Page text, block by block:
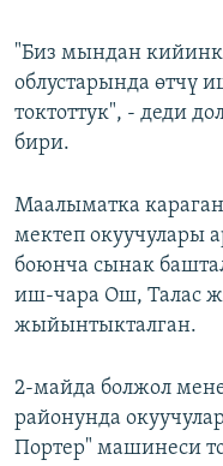
"Биз мындан
облустарында өтчү
токтоттук", - деди
бири.
Маалыматка
мектеп окуучулары
боюнча сынак
иш-чара Ош, Талас
жыйынтыкталган.
2-майда болжол
районунда
Портер" машинеси